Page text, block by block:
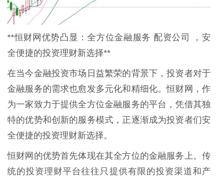
**恒财网优势凸显：全方位金融服务 配资公司 ，安
全便捷的投资理财新选择**
在当今金融投资市场日益繁荣的背景下，投资者对于
金融服务的需求也愈发多元化和精细化。恒财网，作
为一家致力于提供全方位金融服务的平台，凭借其独
特的优势和创新的服务模式，正逐渐成为投资者们安
全便捷的投资理财新选择。
恒财网的优势首先体现在其全方位的金融服务上。传
统的投资理财平台往往只提供有限的投资渠道和产